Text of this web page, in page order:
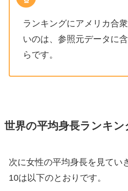
ランキングにアメリカ合
いのは、参照元データに
らです。
世界の平均身長ランキン
次に女性の平均身長を見てい
10は以下のとおりです。